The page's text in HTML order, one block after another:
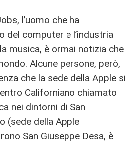
l’uomo che ha
del computer e l’industria
musica, è ormai notizia che
Alcune persone, però,
che la sede della Apple si
Californiano chiamato
nei dintorni di San
(sede della Apple
San Giuseppe Desa, è